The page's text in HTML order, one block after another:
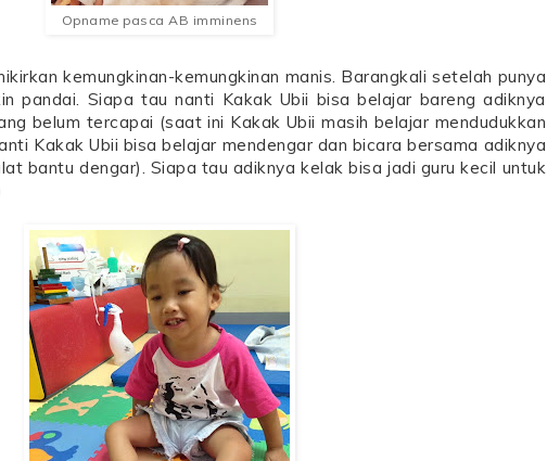
Opname pasca AB imminens
kemungkinan-kemungkinan manis. Barangkali setelah punya
pandai. Siapa tau nanti Kakak Ubii bisa belajar bareng adiknya
belum tercapai (saat ini Kakak Ubii masih belajar mendudukkan
Kakak Ubii bisa belajar mendengar dan bicara bersama adiknya
bantu dengar). Siapa tau adiknya kelak bisa jadi guru kecil untuk